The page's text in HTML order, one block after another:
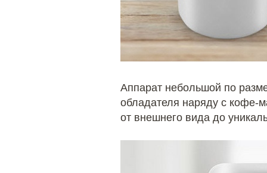
Аппарат небольшой по
обладателя наряду с кофе-
от внешнего вида до